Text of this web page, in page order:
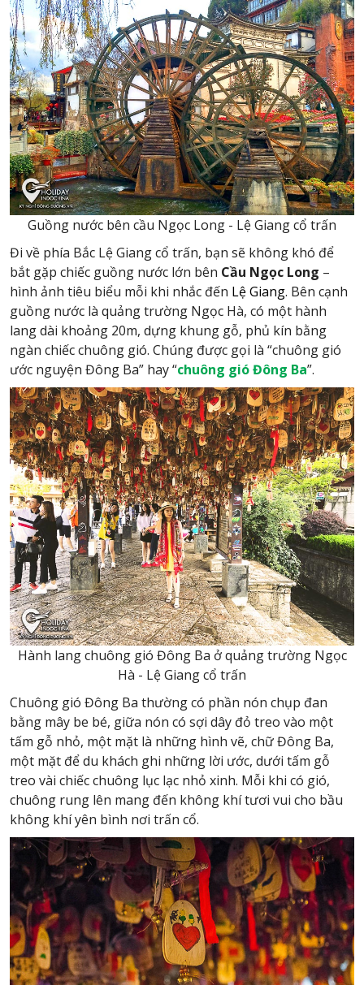
Guồng nước bên cầu Ngọc Long - Lệ Giang cổ trấn
Đi về phía Bắc Lệ Giang cổ trấn, bạn sẽ không khó để
bắt gặp chiếc guồng nước lớn bên Cầu Ngọc Long –
hình ảnh tiêu biểu mỗi khi nhắc đến Lệ Giang. Bên cạnh
guồng nước là quảng trường Ngọc Hà, có một hành
lang dài khoảng 20m, dựng khung gỗ, phủ kín bằng
ngàn chiếc chuông gió. Chúng được gọi là “chuông gió
ước nguyện Đông Ba” hay “chuông gió Đông Ba”.
Hành lang chuông gió Đông Ba ở quảng trường Ngọc
Hà - Lệ Giang cổ trấn
Chuông gió Đông Ba thường có phần nón chụp đan
bằng mây be bé, giữa nón có sợi dây đỏ treo vào một
tấm gỗ nhỏ, một mặt là những hình vẽ, chữ Đông Ba,
một mặt để du khách ghi những lời ước, dưới tấm gỗ
treo vài chiếc chuông lục lạc nhỏ xinh. Mỗi khi có gió,
chuông rung lên mang đến không khí tươi vui cho bầu
không khí yên bình nơi trấn cổ.